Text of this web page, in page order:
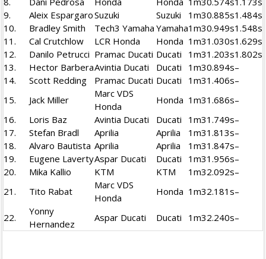
9.
Aleix EspargaroSuzuki Suzuki 1m30.885s1.484s
10.
Bradley Smith Tech3 Yamaha Yamaha1m30.949s1.548s
11.
Cal Crutchlow LCR Honda Honda 1m31.030s1.629s
12.
Danilo Petrucci Pramac Ducati Ducati 1m31.203s1.802s
13.
Hector BarberaAvintia Ducati Ducati 1m30.894s–
14.
Scott Redding Pramac Ducati Ducati 1m31.406s–
15.
Jack Miller
Marc VDS
Honda
Honda 1m31.686s–
16.
Loris Baz Avintia Ducati Ducati 1m31.749s–
17.
Stefan Bradl Aprilia Aprilia 1m31.813s–
18.
Alvaro Bautista Aprilia Aprilia 1m31.847s–
19.
Eugene LavertyAspar Ducati Ducati 1m31.956s–
20.
Mika Kallio KTM KTM 1m32.092s–
21.
Tito Rabat
Marc VDS
Honda
Honda 1m32.181s–
22.
Yonny
Hernandez
Aspar Ducati Ducati 1m32.240s–